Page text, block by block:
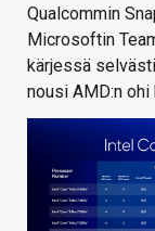
Qualcommin
Microsoftin
kärjessä
nousi AMD:n